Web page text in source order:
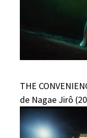
THE
de Nagae Jirô